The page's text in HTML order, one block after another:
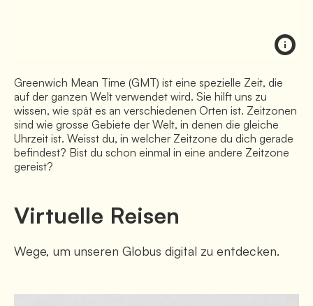
Greenwich Mean Time (GMT) ist eine spezielle Zeit, die
auf der ganzen Welt verwendet wird. Sie hilft uns zu
wissen, wie spät es an verschiedenen Orten ist. Zeitzonen
sind wie grosse Gebiete der Welt, in denen die gleiche
Uhrzeit ist. Weisst du, in welcher Zeitzone du dich gerade
befindest? Bist du schon einmal in eine andere Zeitzone
gereist?
Virtuelle Reisen
Wege, um unseren Globus digital zu entdecken.